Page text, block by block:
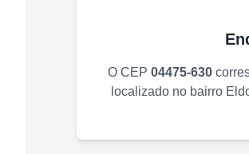
O CEP 04475-630
localizado no bairro